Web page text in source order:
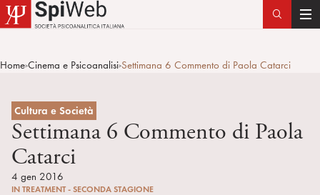
T
Home>Cinema e Psicoanalisi>Settimana 6 Commento di Paola Catarci
Cultura e Società
Settimana 6 Commento di Paola
Catarci
4 gen 2016
IN TREATMENT - SECONDA STAGIONE